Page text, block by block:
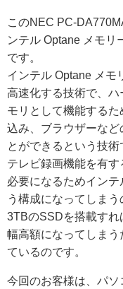
このNEC PC-
ンテル Optane メモ
です。
インテル Optane メモ
高速化する技術で、
モリとして機能する
込み、ブラウザーなど
とができるという技術
テレビ録画機能を有
必要になるためイン
う構成になってしまう
3TBのSSDを搭載すれ
幅高額になってしま
ているのです。
今回のお客様は、パ